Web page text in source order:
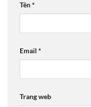
Tên*
Email *
Trang web